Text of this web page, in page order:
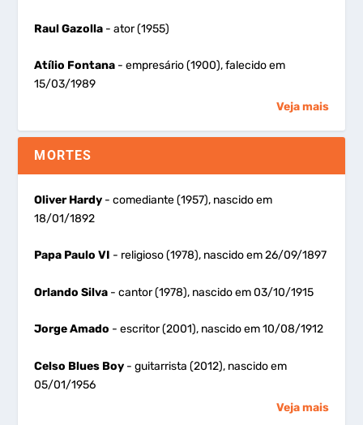
Raul Gazolla - ator (1955)
Atílio Fontana - empresário (1900), falecido em
15/03/1989
Veja mais
MORTES
Oliver Hardy - comediante (1957), nascido em
18/01/1892
Papa Paulo VI - religioso (1978), nascido em 26/09/1897
Orlando Silva - cantor (1978), nascido em 03/10/1915
Jorge Amado - escritor (2001), nascido em 10/08/1912
Celso Blues Boy - guitarrista (2012), nascido em
05/01/1956
Veja mais